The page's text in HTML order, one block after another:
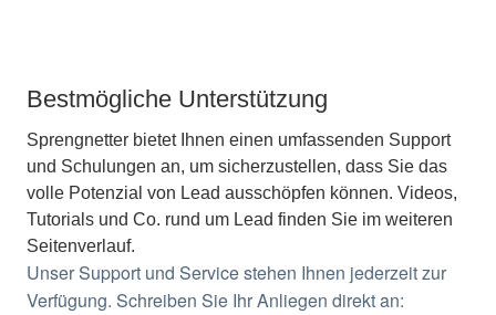
Bestmögliche Unterstützung
Sprengnetter bietet Ihnen einen umfassenden Support
und Schulungen an, um sicherzustellen, dass Sie das
volle Potenzial von Lead ausschöpfen können. Videos,
Tutorials und Co. rund um Lead finden Sie im weiteren
Seitenverlauf.
Unser Support und Service stehen Ihnen jederzeit zur
Verfügung. Schreiben Sie Ihr Anliegen direkt an: